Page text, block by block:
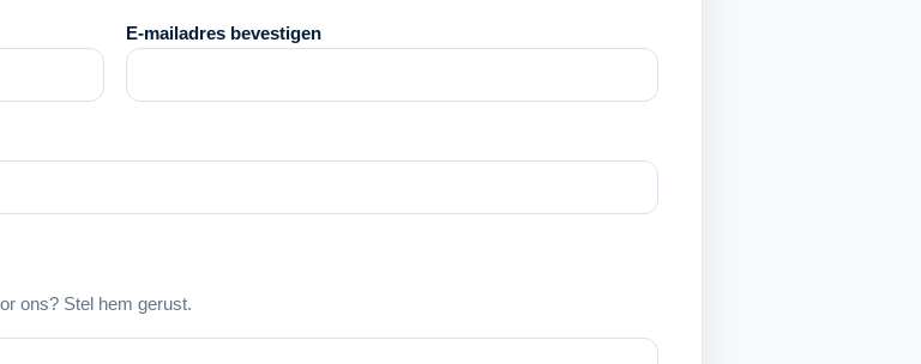
E-mailadres bevestigen
ons? Stel hem gerust.